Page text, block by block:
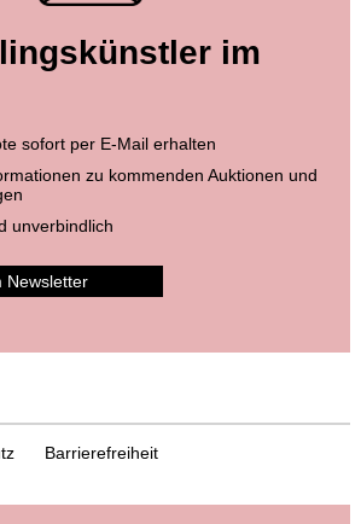
im
sofort per E-Mail erhalten
zu kommenden Auktionen und
unverbindlich
Newsletter
Barrierefreiheit